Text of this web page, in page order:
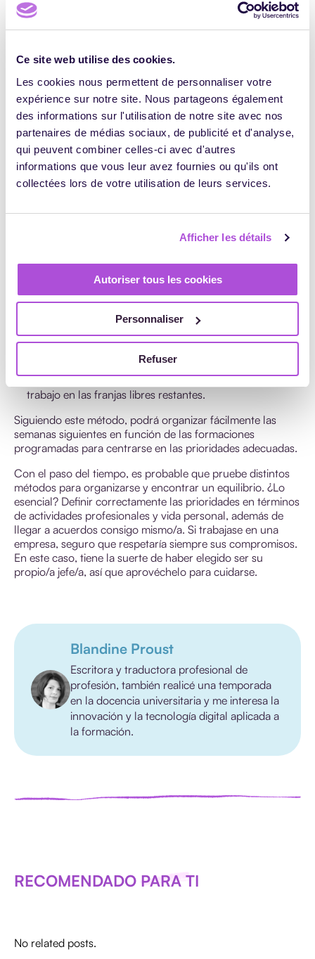
Ce site web utilise des cookies.
Les cookies nous permettent de personnaliser votre
expérience sur notre site. Nous partageons également
des informations sur l'utilisation de notre site avec nos
partenaires de médias sociaux, de publicité et d'analyse,
qui peuvent combiner celles-ci avec d'autres
informations que vous leur avez fournies ou qu'ils ont
collectées lors de votre utilisation de leurs services.
Afficher les détails
Autoriser tous les cookies
Personnaliser
Refuser
Entre los numerosos sistemas de organización que existen,
hay uno que funciona especialmente bien: dividir la jornada
a la profesión de formador/a, en que cada semana suele
reuniones con clientes, los preparativos de las formaciones
y las actividades personales se articulan en torno a las
propias sesiones de formación.
¿Cómo funciona en la práctica?
Abra su agenda (en papel o en línea) y añada todas las
formaciones programadas si todavía no lo ha hecho.
(deportes, ocio, tiempo en familia). Si participa en alguna
actividad deportiva o cultural semanal, reserve la franja
correspondiente cada semana.
● No olvide sombrear fines de semana o jornadas de
descanso. ¡Esos días son sagrados!
● Ahora que ha planificado sus formaciones y sus
actividades personales, puede organizar bloques de
trabajo en las franjas libres restantes.
Siguiendo este método, podrá organizar fácilmente las
semanas siguientes en función de las formaciones
programadas para centrarse en las prioridades adecuadas.
Con el paso del tiempo, es probable que pruebe distintos
métodos para organizarse y encontrar un equilibrio. ¿Lo
esencial? Definir correctamente las prioridades en términos
de actividades profesionales y vida personal, además de
llegar a acuerdos consigo mismo/a. Si trabajase en una
empresa, seguro que respetaría siempre sus compromisos.
En este caso, tiene la suerte de haber elegido ser su
propio/a jefe/a, así que aprovéchelo para cuidarse.
Blandine Proust
Escritora y traductora profesional de
profesión, también realicé una temporada
en la docencia universitaria y me interesa la
innovación y la tecnología digital aplicada a
la formación.
RECOMENDADO PARA TI
No related posts.